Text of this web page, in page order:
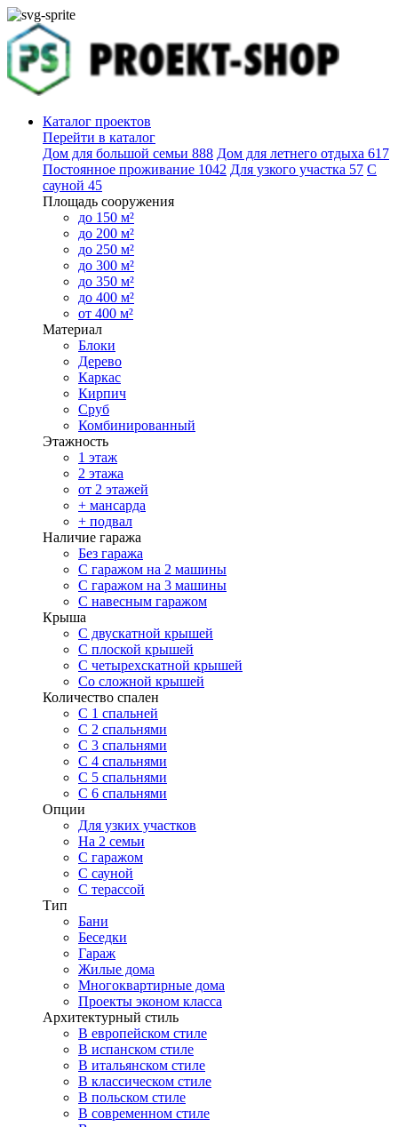
Каталог проектов
Перейти в каталог
Дом для большой семьи 888 Дом для летнего отдыха 617
Постоянное проживание 1042 Для узкого участка 57 С
сауной 45
Площадь сооружения
до 150 м²
до 200 м²
до 250 м²
до 300 м²
до 350 м²
до 400 м²
от 400 м²
Материал
Блоки
Дерево
Каркас
Кирпич
Сруб
Комбинированный
Этажность
1 этаж
2 этажа
от 2 этажей
+ мансарда
+ подвал
Наличие гаража
Без гаража
С гаражом на 2 машины
С гаражом на 3 машины
С навесным гаражом
Крыша
С двускатной крышей
С плоской крышей
С четырехскатной крышей
Со сложной крышей
Количество спален
С 1 спальней
С 2 спальнями
С 3 спальнями
С 4 спальнями
С 5 спальнями
С 6 спальнями
Опции
Для узких участков
На 2 семьи
С гаражом
С сауной
С терассой
Тип
Бани
Беседки
Гараж
Жилые дома
Многоквартирные дома
Проекты эконом класса
Архитектурный стиль
В европейском стиле
В испанском стиле
В итальянском стиле
В классическом стиле
В польском стиле
В современном стиле